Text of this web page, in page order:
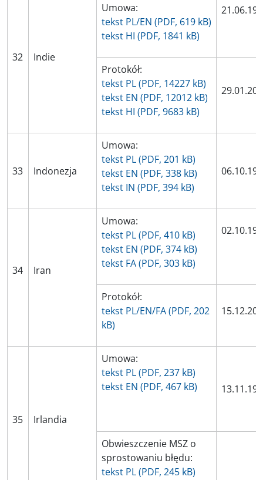
32 Indie
Umowa:
tekst PL/EN (PDF, 619 kB)
tekst HI (PDF, 1841 kB)
Protokół:
tekst PL (PDF, 14227 kB)
tekst EN (PDF, 12012 kB)
tekst HI (PDF, 9683 kB)
33 Indonezja
Umowa:
tekst PL (PDF, 201 kB)
tekst EN (PDF, 338 kB)
tekst IN (PDF, 394 kB)
34 Iran
Umowa:
tekst PL (PDF, 410 kB)
tekst EN (PDF, 374 kB)
tekst FA (PDF, 303 kB)
Protokół:
tekst PL/EN/FA (PDF, 202
kB)
35 Irlandia
Umowa:
tekst PL (PDF, 237 kB)
tekst EN (PDF, 467 kB)
Obwieszczenie MSZ o
sprostowaniu błędu:
tekst PL (PDF, 245 kB)